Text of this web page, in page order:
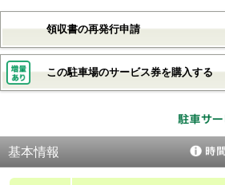
領収書の再発行申請
この駐車場のサービス券を購入する
基本情報